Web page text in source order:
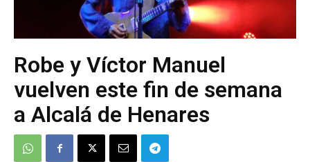
Robe y Víctor Manuel
vuelven este fin de semana
a Alcalá de Henares